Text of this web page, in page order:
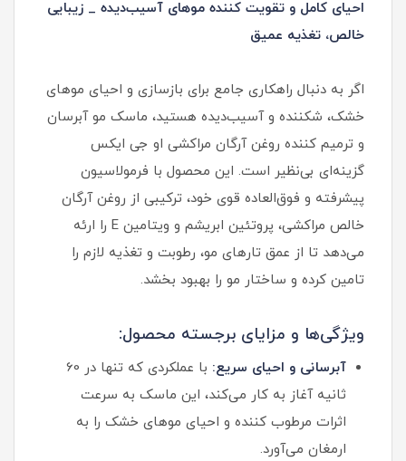
احیای کامل و تقویت کننده موهای آسیب‌دیده _ زیبایی
خالص، تغذیه عمیق
اگر به دنبال راهکاری جامع برای بازسازی و احیای موهای
خشک، شکننده و آسیب‌دیده هستید، ماسک مو آبرسان
و ترمیم کننده روغن آرگان مراکشی او جی ایکس
گزینه‌ای بی‌نظیر است. این محصول با فرمولاسیون
پیشرفته و فوق‌العاده قوی خود، ترکیبی از روغن آرگان
خالص مراکشی، پروتئین ابریشم و ویتامین E را ارئه
می‌دهد تا از عمق تارهای مو، رطوبت و تغذیه لازم را
تامین کرده و ساختار مو را بهبود بخشد.
ویژگی‌ها و مزایای برجسته محصول:
آبرسانی و احیای سریع:
با عملکردی که تنها در 60
ثانیه آغاز به کار می‌کند، این ماسک به سرعت
اثرات مرطوب کننده و احیای موهای خشک را به
ارمغان می‌آورد.